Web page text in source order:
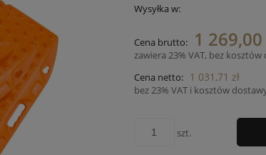
Wysyłka w:
Cena brutto: 1 269,00
zawiera 23% VAT, bez
Cena netto: 1 031,71 zł
bez 23% VAT i kosztów
szt.